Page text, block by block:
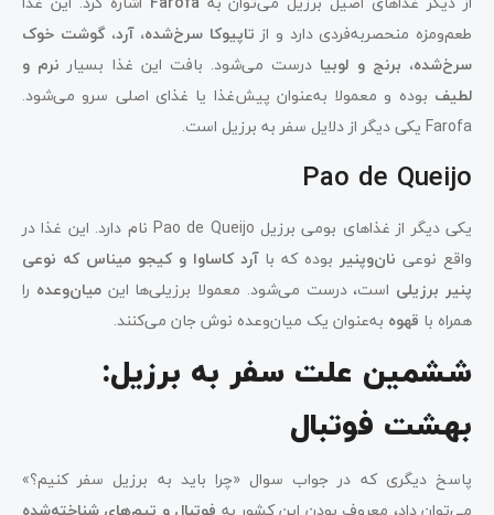
طعم‌ومزه منحصربه‌فردی دارد و از تاپیوکا سرخ‌شده، آرد، گوشت خوک
سرخ‌شده، برنج و لوبیا درست می‌شود. بافت این غذا بسیار نرم و
لطیف بوده و معمولا به‌عنوان پیش‌غذا یا غذای اصلی سرو می‌شود.
Farofa یکی دیگر از دلایل سفر به برزیل است.
Pao de Queijo
یکی دیگر از غذاهای بومی برزیل Pao de Queijo نام دارد. این غذا در
واقع نوعی نان‌وپنیر بوده که باآرد کاساوا و کیجو میناس که نوعی
پنیر برزیلی است، درست می‌شود. معمولا برزیلی‌ها اینمیان‌وعده را
همراه ‌با قهوه به‌عنوان یک میان‌وعده نوش جان می‌کنند.
ششمین علت سفر به برزیل:
بهشت فوتبال
پاسخ دیگری که در جواب سوال «چرا باید به برزیل سفر کنیم؟»